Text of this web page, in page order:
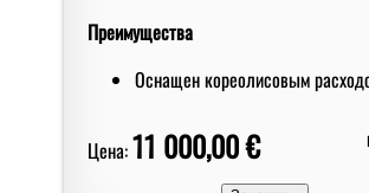
Преимущества
Оснащен кореолисовым
Цена:11 000,00 €